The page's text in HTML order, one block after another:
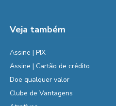
Veja também
Assine | PIX
Assine | Cartão de crédito
Doe qualquer valor
Clube de Vantagens